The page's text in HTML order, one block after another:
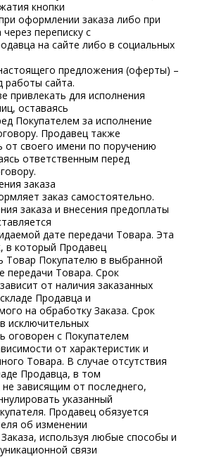
кнопки
оформлении заказа либо при
переписку с
на сайте либо в социальных
предложения (оферты) –
работы сайта.
привлекать для исполнения
оставаясь
Покупателем за исполнение
Продавец также
от своего имени по поручению
ответственным перед
заказа
заказ самостоятельно.
заказа и внесения предоплаты
дате передачи Товара. Эта
в который Продавец
Товар Покупателю в выбранной
передачи Товара. Срок
от наличия заказанных
Продавца и
на обработку Заказа. Срок
исключительных
оговорен с Покупателем
от характеристик и
Товара. В случае отсутствия
Продавца, в том
зависящим от последнего,
указанный
Продавец обязуется
об изменении
используя любые способы и
связи